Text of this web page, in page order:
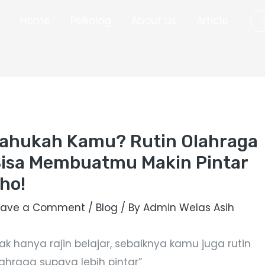
Kamu? Rutin Olahraga
Membuatmu Makin Pintar
a Comment / Blog / ByAdmin Welas Asih
hanya rajin belajar, sebaiknya kamu juga rutin
supaya lebih pintar”